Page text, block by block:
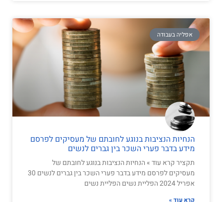
אפליה בעבודה
הנחיות הנציבות בנוגע לחובתם של מעסיקים לפרסם
מידע בדבר פערי השכר בין גברים לנשים
תקציר קרא עוד » הנחיות הנציבות בנוגע לחובתם של
מעסיקים לפרסם מידע בדבר פערי השכר בין גברים לנשים 30
אפריל 2024 הפליית נשים הפליית נשים
קרא עוד »